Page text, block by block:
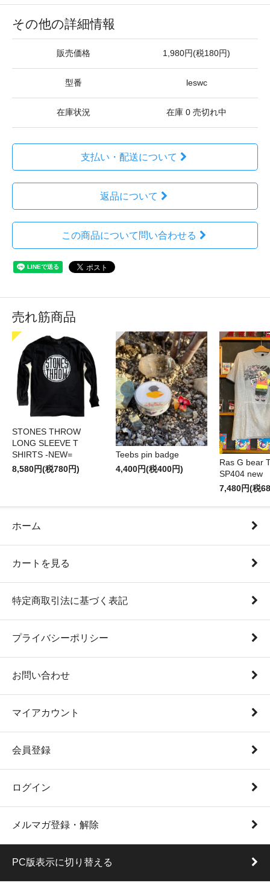
その他の詳細情報
販売価格 1,980円(税180円)
型番 leswc
在庫状況 在庫 0 売切れ中
支払い・配送について
返品について
この商品について問い合わせる
売れ筋商品
STONES THROW
LONG SLEEVE T
SHIRTS -NEW=
8,580円(税780円)
Teebs pin badge
4,400円(税400円)
Ras G bear
SP404 new
7,480円(税
ホーム
カートを見る
特定商取引法に基づく表記
プライバシーポリシー
お問い合わせ
マイアカウント
会員登録
ログイン
メルマガ登録・解除
PC版表示に切り替える